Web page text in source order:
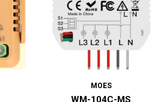
MOES
WM-104C-MS